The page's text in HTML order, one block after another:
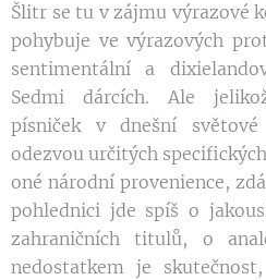
Šlitr se tu v zájmu výrazové
pohybuje ve výrazových
sentimentální a
Sedmi dárcích. Ale
písniček v dnešní
odezvou určitých
oné národní provenience,
pohlednici jde spíš o
zahraničních titulů, o
nedostatkem je